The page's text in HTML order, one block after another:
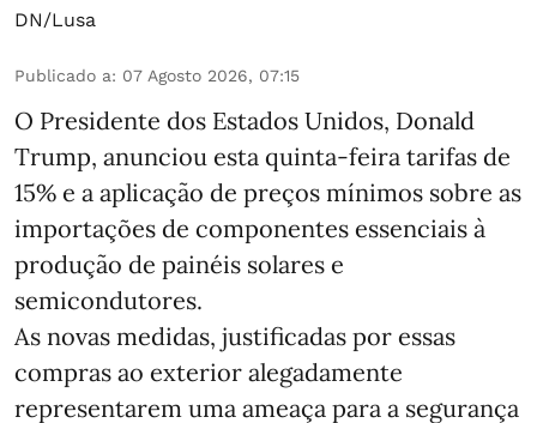
DN/Lusa
Publicado a: 07 Agosto 2026, 07:15
O Presidente dos Estados Unidos, Donald
Trump, anunciou esta quinta-feira tarifas de
15% e a aplicação de preços mínimos sobre as
importações de componentes essenciais à
produção de painéis solares e
semicondutores.
As novas medidas, justificadas por essas
compras ao exterior alegadamente
representarem uma ameaça para a segurança